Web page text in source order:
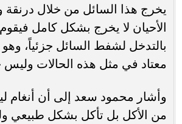
يخرج هذا السائل من خلال
الأحيان لا يخرج بشكل كامل فيقوم
بالتدخل لشفط السائل جزئياً،
معتاد في مثل هذه الحالات
وأشار محمود سعد إلى أن أنغام
من الأكل بل تأكل بشكل طبيعي